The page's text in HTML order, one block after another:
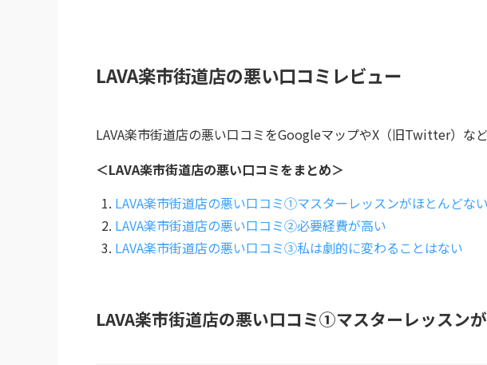
LAVA楽市街道店の悪い口コミレビュー
LAVA楽市街道店の悪い口コミをGoogleマップやX（旧Twitter）な
＜LAVA楽市街道店の悪い口コミをまとめ＞
LAVA楽市街道店の悪い口コミ①マスターレッスンがほとんどない
LAVA楽市街道店の悪い口コミ②必要経費が高い
LAVA楽市街道店の悪い口コミ③私は劇的に変わることはない
LAVA楽市街道店の悪い口コミ①マスターレッスン